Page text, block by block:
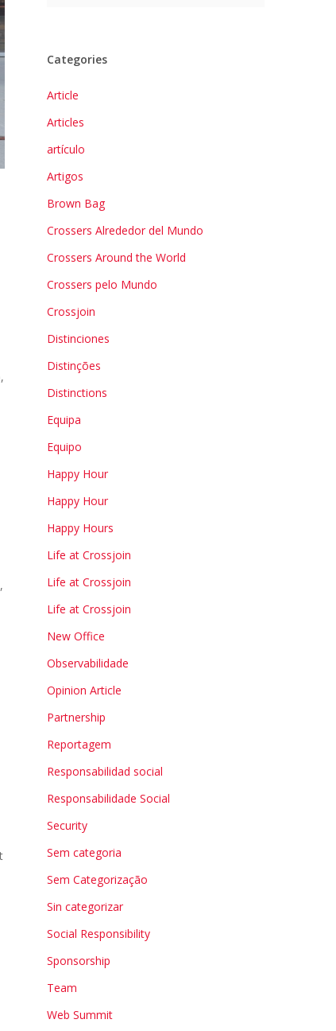
Categories
Article
Articles
artículo
Artigos
Brown Bag
Crossers Alrededor del Mundo
Crossers Around the World
Crossers pelo Mundo
Crossjoin
Distinciones
Distinções
Distinctions
Equipa
Equipo
Happy Hour
Happy Hour
Happy Hours
Life at Crossjoin
Life at Crossjoin
Life at Crossjoin
New Office
Observabilidade
Opinion Article
Partnership
Reportagem
Responsabilidad social
Responsabilidade Social
Security
Sem categoria
Sem Categorização
Sin categorizar
Social Responsibility
Sponsorship
Team
Web Summit